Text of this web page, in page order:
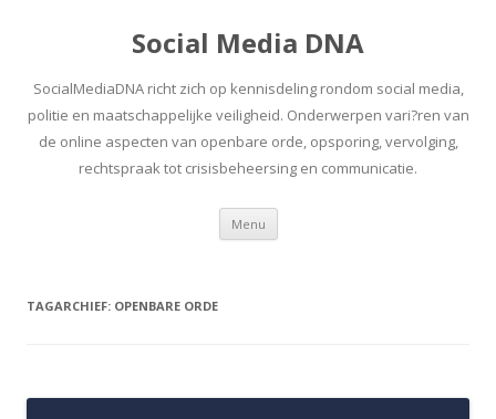
Social Media DNA
SocialMediaDNA richt zich op kennisdeling rondom social media,
politie en maatschappelijke veiligheid. Onderwerpen vari?ren van
de online aspecten van openbare orde, opsporing, vervolging,
rechtspraak tot crisisbeheersing en communicatie.
Menu Spring
inhoud
TAGARCHIEF: OPENBARE ORDE